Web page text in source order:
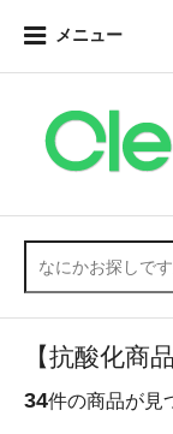
メニュー
【抗酸化商
34件の商品が見